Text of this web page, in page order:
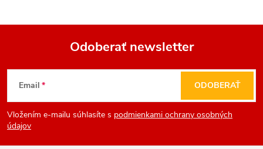
Z
á
p
Odoberať newsletter
Email
Vložením e-mailu súhlasíte s podmienkami ochrany osobných
údajov
ODOBERAŤ